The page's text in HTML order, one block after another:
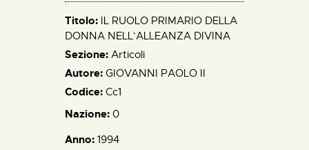
ELISA SALERNO
CONTATTI
Titolo: IL RUOLO PRIMARIO DELLA
DONNA NELL’ALLEANZA DIVINA
Sezione: Articoli
Autore: GIOVANNI PAOLO II
Codice: Cc1
Nazione: 0
Anno: 1994